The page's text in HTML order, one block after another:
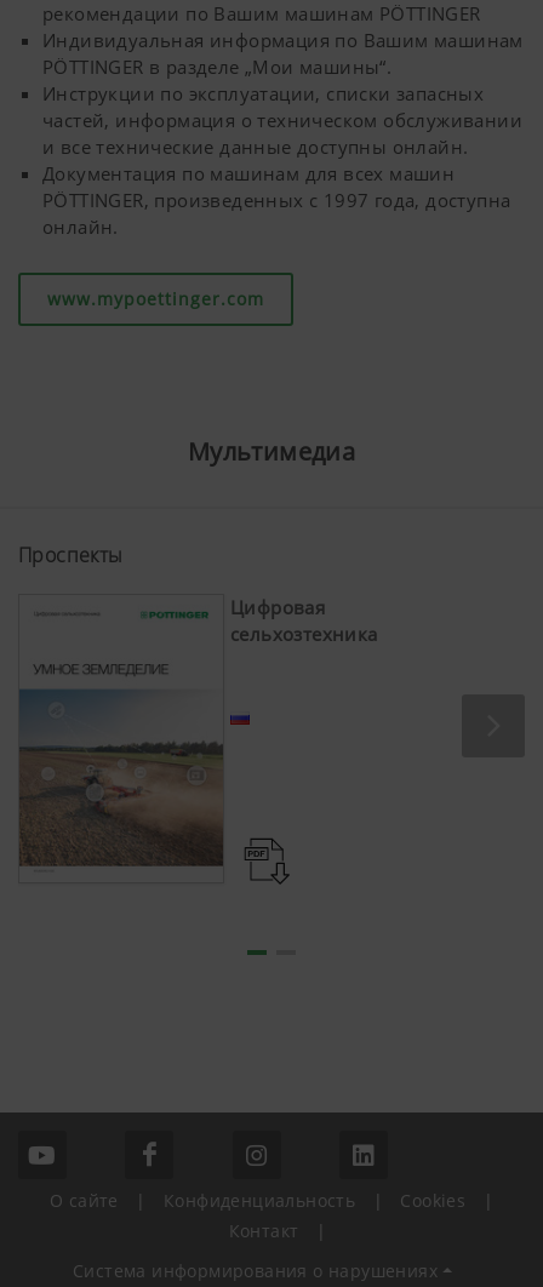
рекомендации по Вашим машинам PÖTTINGER
Индивидуальная информация по Вашим машинам
PÖTTINGER в разделе „Мои машины“.
Инструкции по эксплуатации, списки запасных
частей, информация о техническом обслуживании
и все технические данные доступны онлайн.
Документация по машинам для всех машин
PÖTTINGER, произведенных с 1997 года, доступна
онлайн.
www.mypoettinger.com
Мультимедиа
Проспекты
Цифровая
сельхозтехника
О сайте | Конфиденциальность | Cookies
|
Контакт
|
Система информирования о нарушениях